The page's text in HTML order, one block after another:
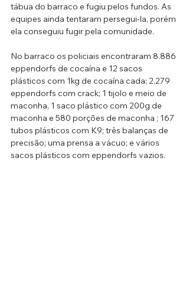
tábua do barraco e fugiu pelos fundos. As
equipes ainda tentaram persegui-la, porém
ela conseguiu fugir pela comunidade.
No barraco os policiais encontraram 8.886
eppendorfs de cocaína e 12 sacos
plásticos com 1kg de cocaína cada; 2.279
eppendorfs com crack; 1 tijolo e meio de
maconha, 1 saco plástico com 200g de
maconha e 580 porções de maconha ; 167
tubos plásticos com K9; três balanças de
precisão; uma prensa a vácuo; e vários
sacos plásticos com eppendorfs vazios.